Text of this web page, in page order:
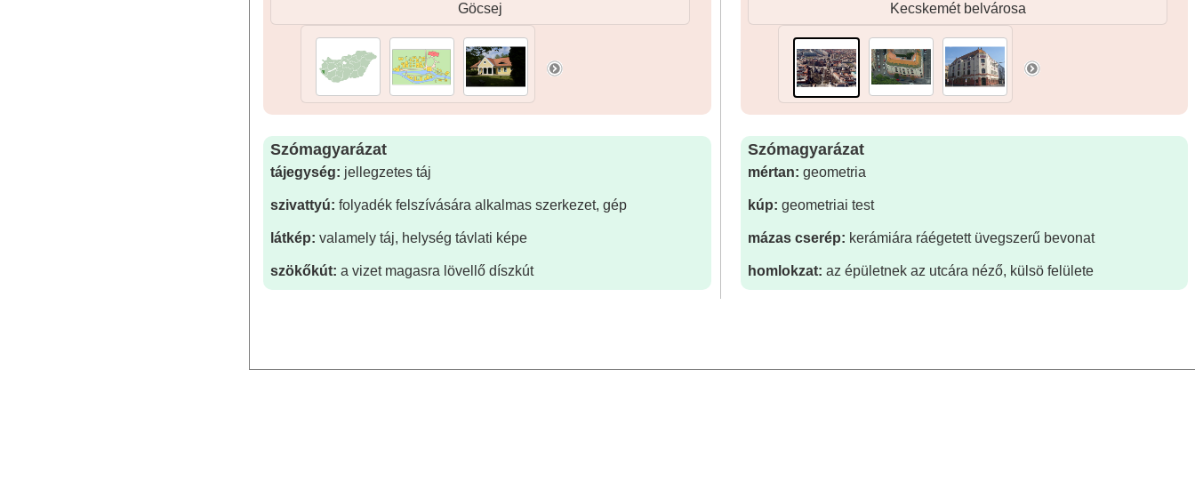
Göcsej
Szómagyarázat
tájegység: jellegzetes táj
szivattyú: folyadék felszívására alkalmas szerkezet, gép
látkép: valamely táj, helység távlati képe
szökőkút: a vizet magasra lövellő díszkút
Kecskemét belvárosa
Szómagyarázat
mértan: geometria
kúp: geometriai test
mázas cserép: kerámiára ráégetett üvegszerű bevonat
homlokzat: az épületnek az utcára néző, külsö felülete